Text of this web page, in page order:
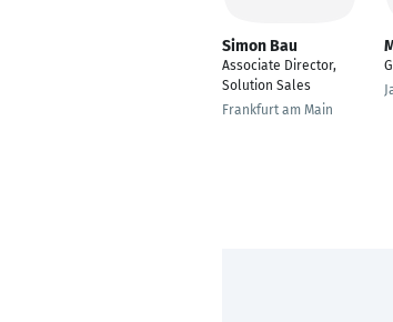
Simon Bau
Associate Director,
Solution Sales
Frankfurt am Main